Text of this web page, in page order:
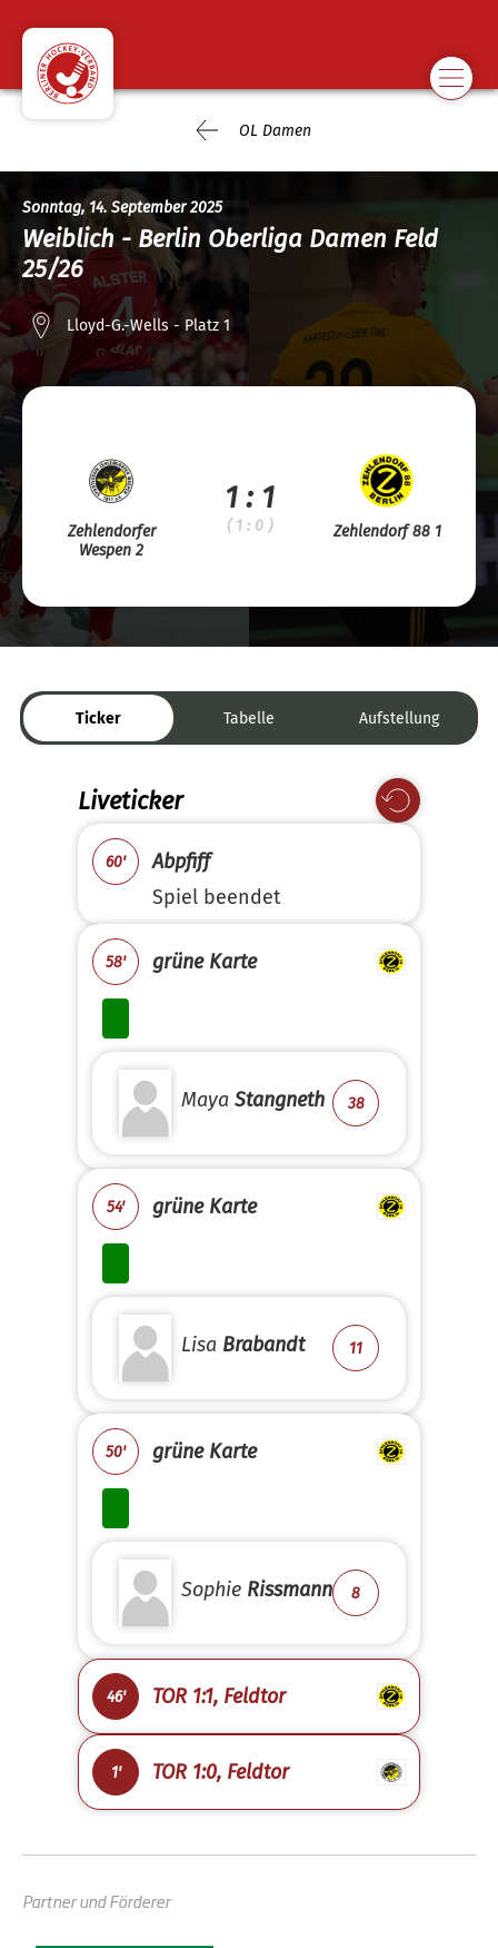
OL Damen
Sonntag, 14. September 2025
Weiblich - Berlin Oberliga Damen Feld
25/26
Lloyd-G.-Wells - Platz 1
Zehlendorfer
Wespen 2
1 : 1
( 1 : 0 ) Zehlendorf 88 1
Ticker Tabelle Aufstellung
Liveticker
60'
Abpfiff
Spiel beendet
58' grüne Karte
Maya Stangneth 38
54' grüne Karte
Lisa Brabandt 11
50' grüne Karte
Sophie Rissmann 8
46' TOR 1:1, Feldtor
1' TOR 1:0, Feldtor
Partner und Förderer